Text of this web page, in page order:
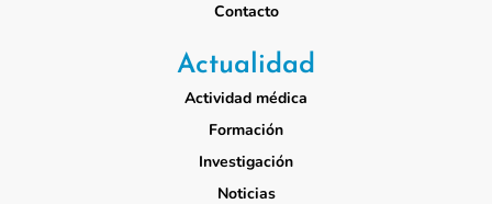
Contacto
Actualidad
Actividad médica
Formación
Investigación
Noticias